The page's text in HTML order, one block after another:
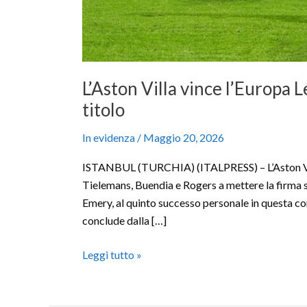
L’Aston Villa vince l’Europa
titolo
In evidenza / Maggio 20, 2026
ISTANBUL (TURCHIA) (ITALPRESS) –
Tielemans, Buendia e Rogers a mettere la
Emery, al quinto successo personale in questa
conclude dalla […]
Leggi tutto »